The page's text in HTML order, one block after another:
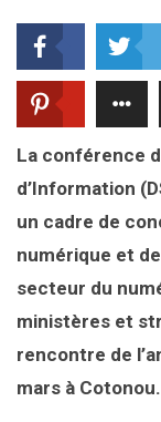
La conférence
d’Information
un cadre de
numérique et
secteur du
ministères et
rencontre de
mars à Cotonou.